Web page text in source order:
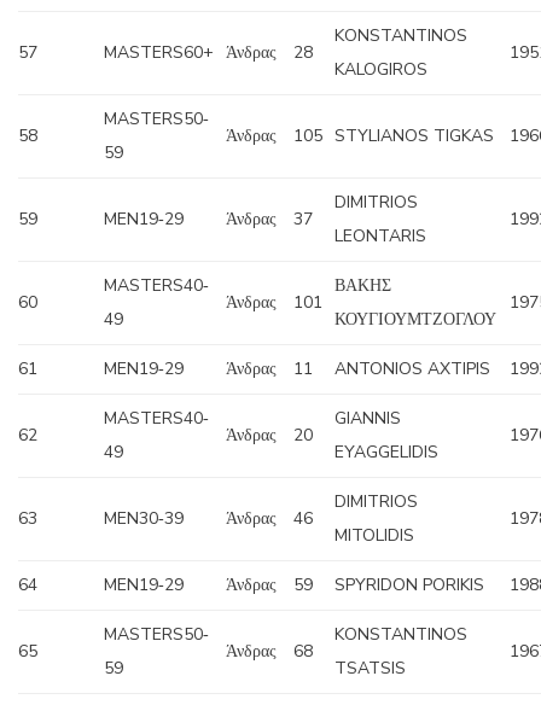
57 MASTERS60+ Άνδρας 28
KONSTANTINOS
KALOGIROS
58
MASTERS50‐
59
Άνδρας 105 STYLIANOS TIGKAS
59 MEN19‐29 Άνδρας 37
DIMITRIOS
LEONTARIS
60
MASTERS40‐
49
Άνδρας 101
ΒΑΚΗΣ
ΚΟΥΓΙΟΥΜΤΖΟΓΛΟΥ
61 MEN19‐29 Άνδρας 11 ANTONIOS AXTIPIS
62
MASTERS40‐
49
Άνδρας 20
GIANNIS
EYAGGELIDIS
63 MEN30‐39 Άνδρας 46
DIMITRIOS
MITOLIDIS
64 MEN19‐29 Άνδρας 59 SPYRIDON PORIKIS
65
MASTERS50‐
59
Άνδρας 68
KONSTANTINOS
TSATSIS